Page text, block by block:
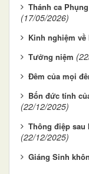
Thánh ca
(17/05/2026)
Kinh nghiệm
Tưởng niệm
Đêm của mọi
Bốn đức tính
(22/12/2025)
Thông điệp sau
(22/12/2025)
Giáng Sinh